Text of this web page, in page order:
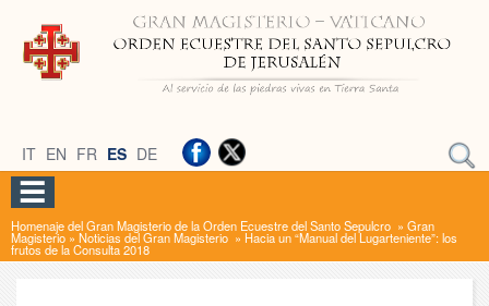
IT EN FR ES DE
Homenaje del Gran Magisterio de la Orden Ecuestre del Santo Sepulcro » Gran
Magisterio » Noticias del Gran Magisterio » Hacia un “Manual del Lugarteniente”: los
frutos de la Consulta 2018